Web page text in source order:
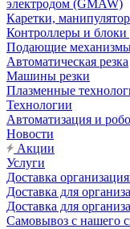
электродом (GMAW)
Каретки,
Контроллеры и
Подающие
Автоматическая резка
Машины резки
Плазменные
Технологии
Автоматизация и
Новости
Акции
Услуги
Доставка
Доставка для
Доставка для
Самовывоз с нашего